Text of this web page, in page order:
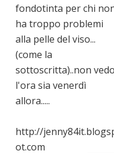
fondotinta per chi
ha troppo problemi
alla pelle del viso...
(come la
sottoscritta)..non vedo
l'ora sia venerdì
allora.....
http://
ot.com